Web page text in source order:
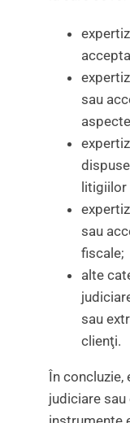
sau
sau
fiscale;
alte
sau
clienţi.
În concluzie,
judiciare